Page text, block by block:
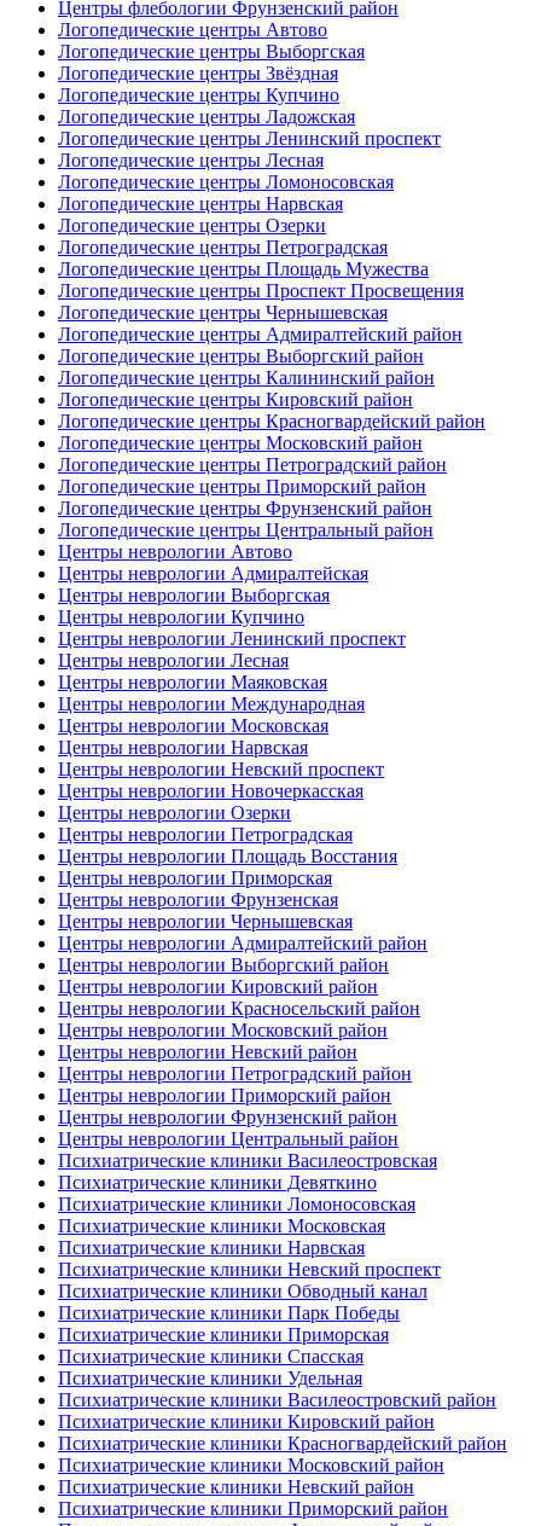
Центры флебологии Фрунзенский район
Логопедические центры Автово
Логопедические центры Выборгская
Логопедические центры Звёздная
Логопедические центры Купчино
Логопедические центры Ладожская
Логопедические центры Ленинский проспект
Логопедические центры Лесная
Логопедические центры Ломоносовская
Логопедические центры Нарвская
Логопедические центры Озерки
Логопедические центры Петроградская
Логопедические центры Площадь Мужества
Логопедические центры Проспект Просвещения
Логопедические центры Чернышевская
Логопедические центры Адмиралтейский район
Логопедические центры Выборгский район
Логопедические центры Калининский район
Логопедические центры Кировский район
Логопедические центры Красногвардейский район
Логопедические центры Московский район
Логопедические центры Петроградский район
Логопедические центры Приморский район
Логопедические центры Фрунзенский район
Логопедические центры Центральный район
Центры неврологии Автово
Центры неврологии Адмиралтейская
Центры неврологии Выборгская
Центры неврологии Купчино
Центры неврологии Ленинский проспект
Центры неврологии Лесная
Центры неврологии Маяковская
Центры неврологии Международная
Центры неврологии Московская
Центры неврологии Нарвская
Центры неврологии Невский проспект
Центры неврологии Новочеркасская
Центры неврологии Озерки
Центры неврологии Петроградская
Центры неврологии Площадь Восстания
Центры неврологии Приморская
Центры неврологии Фрунзенская
Центры неврологии Чернышевская
Центры неврологии Адмиралтейский район
Центры неврологии Выборгский район
Центры неврологии Кировский район
Центры неврологии Красносельский район
Центры неврологии Московский район
Центры неврологии Невский район
Центры неврологии Петроградский район
Центры неврологии Приморский район
Центры неврологии Фрунзенский район
Центры неврологии Центральный район
Психиатрические клиники Василеостровская
Психиатрические клиники Девяткино
Психиатрические клиники Ломоносовская
Психиатрические клиники Московская
Психиатрические клиники Нарвская
Психиатрические клиники Невский проспект
Психиатрические клиники Обводный канал
Психиатрические клиники Парк Победы
Психиатрические клиники Приморская
Психиатрические клиники Спасская
Психиатрические клиники Удельная
Психиатрические клиники Василеостровский район
Психиатрические клиники Кировский район
Психиатрические клиники Красногвардейский район
Психиатрические клиники Московский район
Психиатрические клиники Невский район
Психиатрические клиники Приморский район